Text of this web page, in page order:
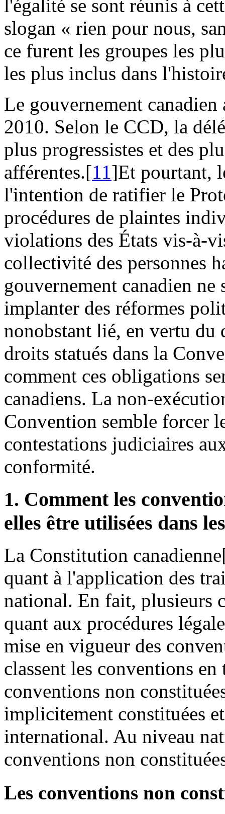
l'égalité se sont réunis à
slogan « rien pour nous,
ce furent les groupes les
les plus inclus dans
Le gouvernement
2010. Selon le CCD, la
plus progressistes et des
afférentes.[11]Et pourtant,
l'intention de ratifier le
procédures de plaintes
violations des États vis-à-
collectivité des personnes
gouvernement canadien
implanter des réformes
nonobstant lié, en vertu du
droits statués dans la
comment ces obligations
canadiens. La non-
Convention semble forcer
contestations judiciaires
conformité.
1. Comment les
elles être utilisées dans
La Constitution
quant à l'application des
national. En fait, plusieurs
quant aux procédures
mise en vigueur des
classent les conventions
conventions non
implicitement constituées
international. Au niveau
conventions non
Les conventions non